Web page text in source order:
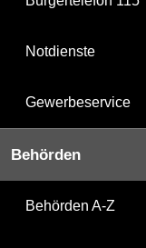
Notdienste
Gewerbeservice
Behörden
Behörden A-Z